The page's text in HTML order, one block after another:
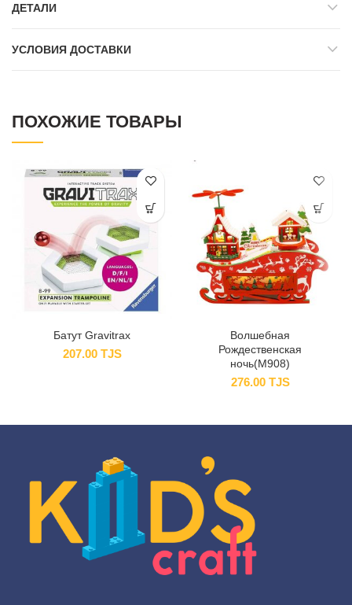
ДЕТАЛИ
УСЛОВИЯ ДОСТАВКИ
ПОХОЖИЕ ТОВАРЫ
Батут Gravitrax
207.00 TJS
Волшебная
Рождественская
ночь(M908)
276.00 TJS